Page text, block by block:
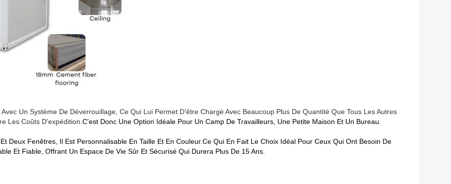
Avec Un Système De Déverrouillage, Ce Qui Lui Permet D'être Chargé Avec Beaucoup Plus De Quantité Que Tous Les Autres
Les Coûts D'expédition. C'est Donc Une Option Idéale Pour Un Camp De Travailleurs, Une Petite Maison Et Un Bureau.
Deux Fenêtres, Il Est Personnalisable En Taille Et En Couleur.ce Qui En Fait Le Choix Idéal Pour Ceux Qui Ont Besoin De
Et Fiable, Offrant Un Espace De Vie Sûr Et Sécurisé Qui Durera Plus De 15 Ans.